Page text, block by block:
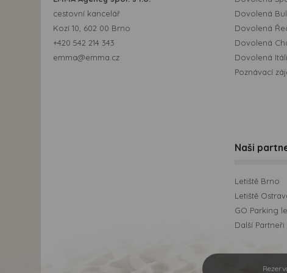
cestovní kancelář
Kozí 10, 602 00 Brno
+420 542 214 343
emma@emma.cz
Dovolená
Dovolená
Dovolená
Dovolená
Poznávací
Naši
Letiště Brno
Letiště
GO Parking
Další Partneři